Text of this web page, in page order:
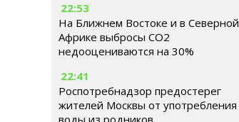
22:53
На Ближнем Востоке и в Северной
Африке выбросы CO2
недооцениваются на 30%
22:41
Роспотребнадзор предостерег
жителей Москвы от употребления
воды из родников